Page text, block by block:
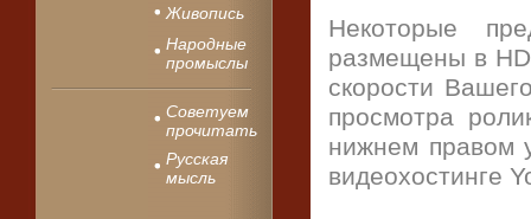
Живопись
Народные
промыслы
Советуем
прочитать
Русская
мысль
Некоторые
размещены в
скорости
просмотра
нижнем правом
видеохостинге